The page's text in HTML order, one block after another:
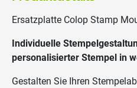
Ersatzplatte Colop Stamp
Individuelle
personalisierter Stempel in
Gestalten Sie Ihren